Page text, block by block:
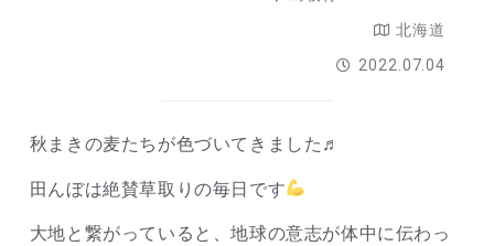
北海道
2022.07.04
秋まきの麦たちが色づいてきました♬
田んぼは絶賛草取りの毎日です
大地と繋がっていると、地球の意志が体中に伝わっ